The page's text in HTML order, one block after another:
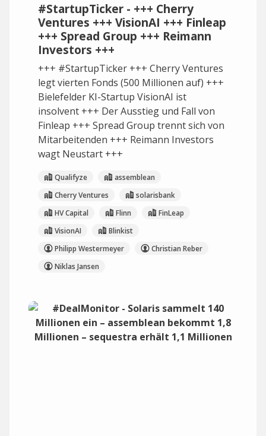
#StartupTicker - +++ Cherry
Ventures +++ VisionAI +++ Finleap
+++ Spread Group +++ Reimann
Investors +++
+++ #StartupTicker +++ Cherry Ventures
legt vierten Fonds (500 Millionen auf) +++
Bielefelder KI-Startup VisionAI ist
insolvent +++ Der Ausstieg und Fall von
Finleap +++ Spread Group trennt sich von
Mitarbeitenden +++ Reimann Investors
wagt Neustart +++
Qualifyze
assemblean
Cherry Ventures
solarisbank
HV Capital
Flinn
FinLeap
VisionAI
Blinkist
Philipp Westermeyer
Christian Reber
Niklas Jansen